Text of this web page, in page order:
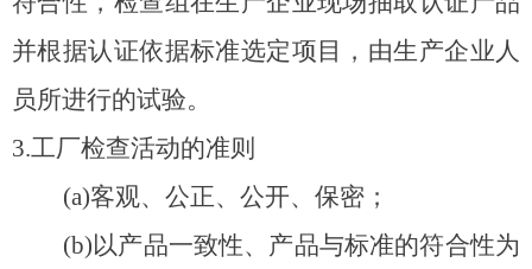
并根据认证依据标准选定项目，由生产企业人
员所进行的试验。
3.工厂检查活动的准则
(a)客观、公正、公开、保密；
(b)以产品一致性、产品与标准的符合性为